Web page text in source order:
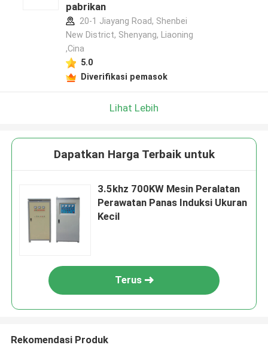
pabrikan
20-1 Jiayang Road, Shenbei
New District, Shenyang, Liaoning
,Cina
5.0
Diverifikasi pemasok
Lihat Lebih
Dapatkan Harga Terbaik untuk
3.5khz 700KW Mesin Peralatan
Perawatan Panas Induksi Ukuran
Kecil
Terus
Rekomendasi Produk